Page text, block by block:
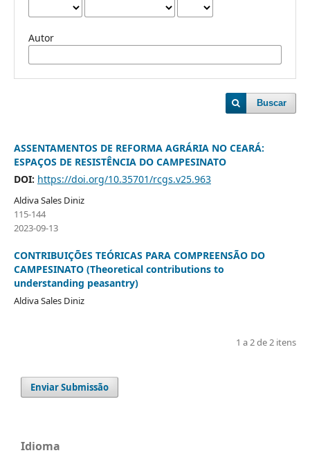
Autor
Buscar
ASSENTAMENTOS DE REFORMA AGRÁRIA NO CEARÁ:
ESPAÇOS DE RESISTÊNCIA DO CAMPESINATO
DOI: https://doi.org/10.35701/rcgs.v25.963
Aldiva Sales Diniz
115-144
2023-09-13
CONTRIBUIÇÕES TEÓRICAS PARA COMPREENSÃO DO
CAMPESINATO (Theoretical contributions to
understanding peasantry)
Aldiva Sales Diniz
1 a 2 de 2 itens
Enviar Submissão
Idioma